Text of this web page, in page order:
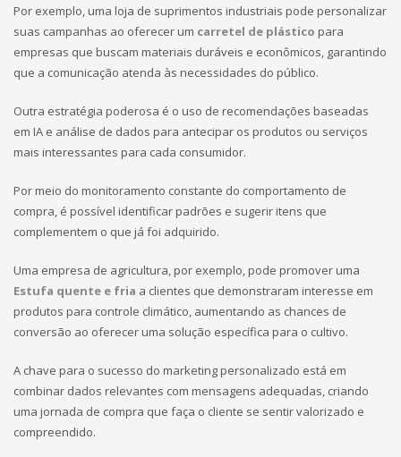
Por exemplo, uma loja de suprimentos industriais pode personalizar
suas campanhas ao oferecer um carretel de plástico para
empresas que buscam materiais duráveis e econômicos, garantindo
que a comunicação atenda às necessidades do público.
Outra estratégia poderosa é o uso de recomendações baseadas
em IA e análise de dados para antecipar os produtos ou serviços
mais interessantes para cada consumidor.
Por meio do monitoramento constante do comportamento de
compra, é possível identificar padrões e sugerir itens que
complementem o que já foi adquirido.
Uma empresa de agricultura, por exemplo, pode promover uma
Estufa quente e fria a clientes que demonstraram interesse em
produtos para controle climático, aumentando as chances de
conversão ao oferecer uma solução específica para o cultivo.
A chave para o sucesso do marketing personalizado está em
combinar dados relevantes com mensagens adequadas, criando
uma jornada de compra que faça o cliente se sentir valorizado e
compreendido.